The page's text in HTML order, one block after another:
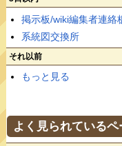
掲示板/wiki編集者連絡
系統図交換所
それ以前
もっと見る
よく見られているペ